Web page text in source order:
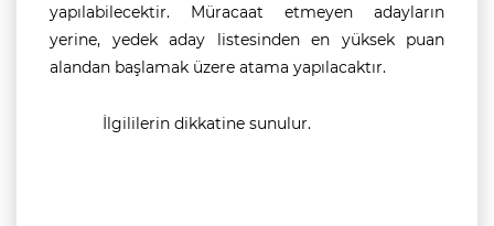
yapılabilecektir. Müracaat etmeyen adayların
yerine, yedek aday listesinden en yüksek puan
alandan başlamak üzere atama yapılacaktır.
İlgililerin dikkatine sunulur.